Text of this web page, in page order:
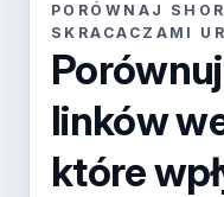
PORÓWNAJ
SKRACACZAMI
linków
które